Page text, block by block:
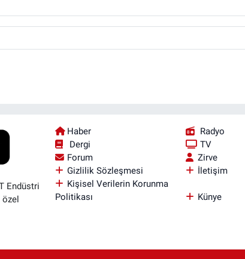
Endüstri
özel
Haber
Radyo
Dergi
TV
Forum
Zirve
Gizlilik Sözleşmesi
İletişim
Kişisel Verilerin Korunma
Politikası
Künye